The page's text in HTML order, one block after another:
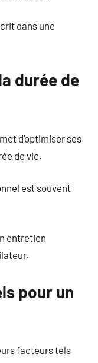
dans une
durée de
d’optimiser ses
de vie.
est souvent
entretien
pour un
facteurs tels